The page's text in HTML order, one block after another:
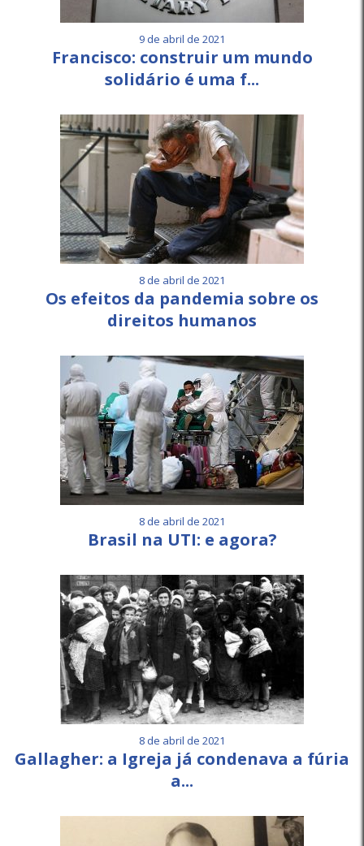
9 de abril de 2021
Francisco: construir um mundo
solidário é uma f...
8 de abril de 2021
Os efeitos da pandemia sobre os
direitos humanos
8 de abril de 2021
Brasil na UTI: e agora?
8 de abril de 2021
Gallagher: a Igreja já condenava a fúria
a...